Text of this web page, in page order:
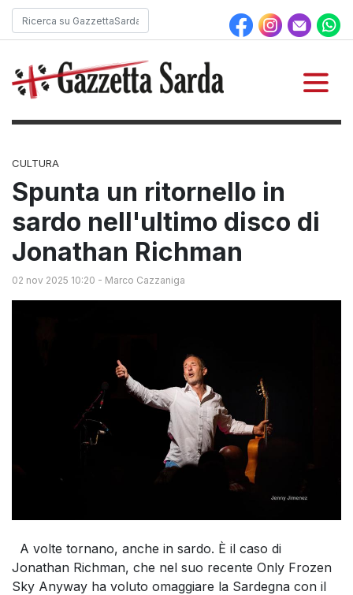
CULTURA
Spunta un ritornello in
sardo nell'ultimo disco di
Jonathan Richman
02 nov 2025 10:20 - Marco Cazzaniga
A volte tornano, anche in sardo. È il caso di
Jonathan Richman, che nel suo recente Only Frozen
Sky Anyway ha voluto omaggiare la Sardegna con il